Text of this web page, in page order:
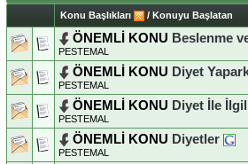
Konu Başlıkları / Konuyu Başlatan
ÖNEMLİ KONU Beslenme
PESTEMAL
ÖNEMLİ KONU Diyet
PESTEMAL
ÖNEMLİ KONU Diyet İle
PESTEMAL
ÖNEMLİ KONU Diyetler
PESTEMAL